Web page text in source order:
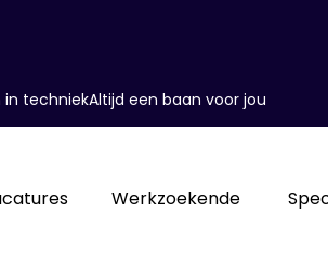
in techniekAltijd een baan voor jou
Werkzoekende